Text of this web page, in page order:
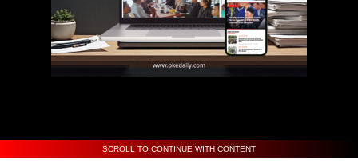
SCROLL TO CONTINUE WITH CONTENT